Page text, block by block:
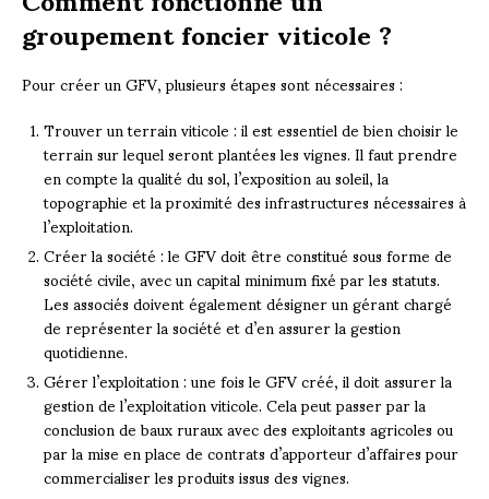
groupement foncier viticole ?
Pour créer un GFV, plusieurs étapes sont nécessaires :
Trouver un terrain viticole : il est essentiel de bien choisir le
terrain sur lequel seront plantées les vignes. Il faut prendre
en compte la qualité du sol, l’exposition au soleil, la
topographie et la proximité des infrastructures nécessaires à
l’exploitation.
Créer la société : le GFV doit être constitué sous forme de
société civile, avec un capital minimum fixé par les statuts.
Les associés doivent également désigner un gérant chargé
de représenter la société et d’en assurer la gestion
quotidienne.
Gérer l’exploitation : une fois le GFV créé, il doit assurer la
gestion de l’exploitation viticole. Cela peut passer par la
conclusion de baux ruraux avec des exploitants agricoles ou
par la mise en place de contrats d’apporteur d’affaires pour
commercialiser les produits issus des vignes.